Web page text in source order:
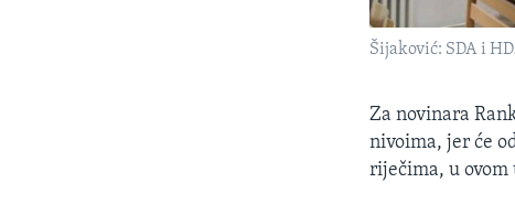
Šijaković: SDA i
Za novinara
nivoima, jer će
riječima, u ovom